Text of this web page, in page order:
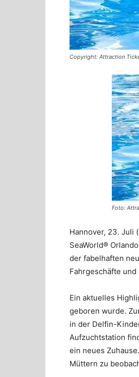
Copyright: Attraction
Foto:
Hannover, 23. Juli
SeaWorld®
der fabelhaften
Fahrgeschäfte
Ein aktuelles
geboren wurde.
in der Delfin-
Aufzuchtstation
ein neues
Müttern zu